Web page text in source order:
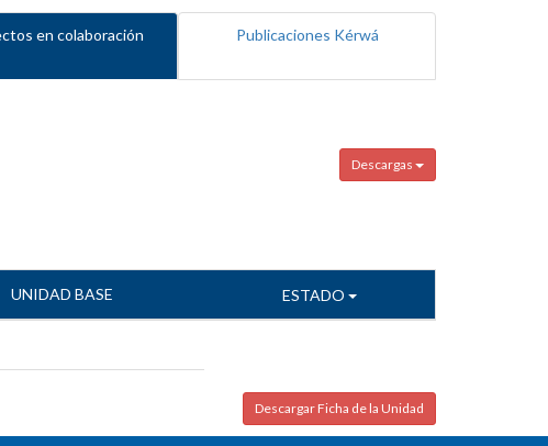
en colaboración Publicaciones Kérwá
Descargas
UNIDAD BASE ESTADO
Descargar Ficha de la Unidad